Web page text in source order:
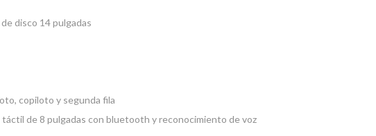
disco 14 pulgadas
copiloto y segunda fila
de 8 pulgadas con bluetooth y reconocimiento de voz